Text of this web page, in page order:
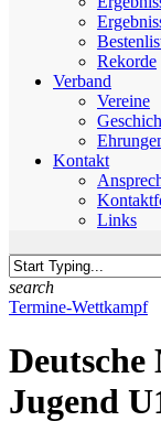
Rekorde
Verband
Vereine
Kontakt
Links
search
Close
Termine-Wettkampf
Deutsche
Jugend